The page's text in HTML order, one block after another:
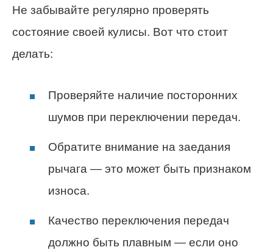
Не забывайте регулярно проверять
состояние своей кулисы. Вот что стоит
делать:
Проверяйте наличие посторонних
шумов при переключении передач.
Обратите внимание на заедания
рычага — это может быть признаком
износа.
Качество переключения передач
должно быть плавным — если оно